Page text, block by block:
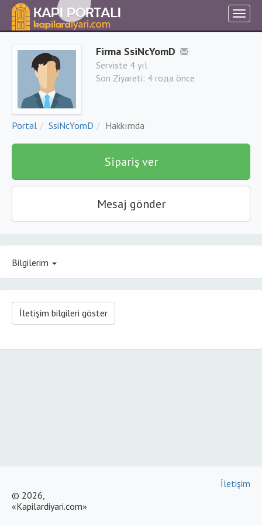
Firma SsiNcYomD
Serviste 4 yıl
Son Ziyareti: 4 года önce
Portal SsiNcYomD Hakkımda
Sipariş ver
Mesaj gönder
Bilgilerim
İletişim bilgileri göster
© 2026,
«Kapilardiyari.com»
İletişim